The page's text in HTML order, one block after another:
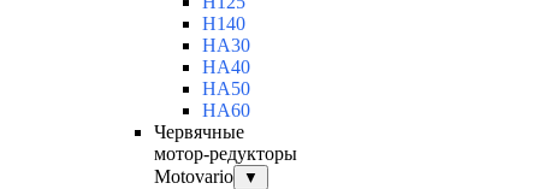
H140
HA30
HA40
HA50
HA60
Червячные
мотор-редукторы
Motovario
▼